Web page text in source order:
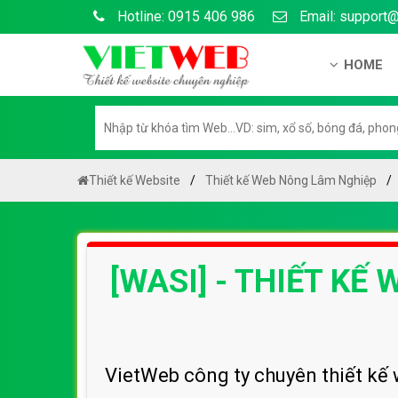
Hotline: 0915 406 986 Email:
HOME
Hướng
Chính
Chính
Thiết kế Website Thiết kế Web Nông Lâm Nghiệp
[WASI] - THIẾT KẾ
VietWeb công ty chuyên thiết kế